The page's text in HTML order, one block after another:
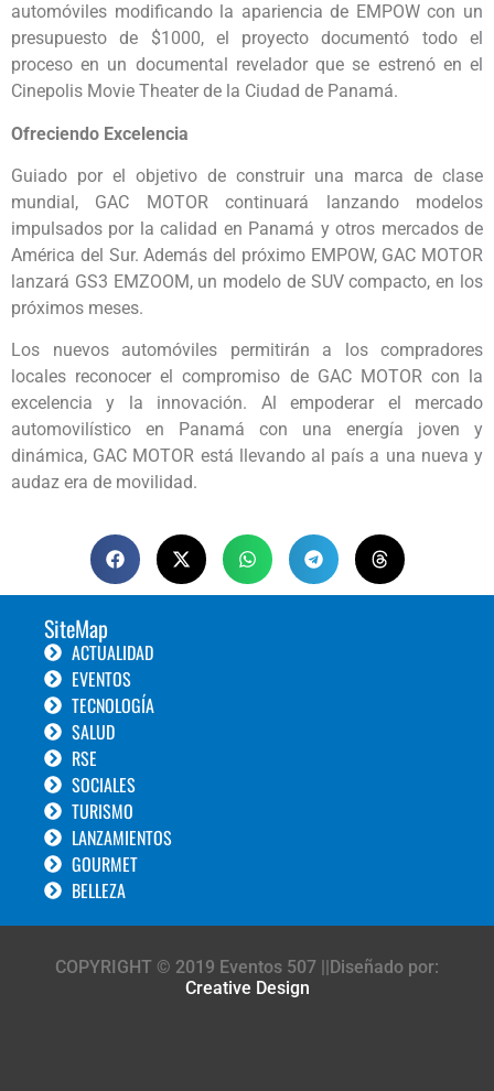
automóviles modificando la apariencia de EMPOW con un
presupuesto de $1000, el proyecto documentó todo el
proceso en un documental revelador que se estrenó en el
Cinepolis Movie Theater de la Ciudad de Panamá.
Ofreciendo Excelencia
Guiado por el objetivo de construir una marca de clase
mundial, GAC MOTOR continuará lanzando modelos
impulsados por la calidad en Panamá y otros mercados de
América del Sur. Además del próximo EMPOW, GAC MOTOR
lanzará GS3 EMZOOM, un modelo de SUV compacto, en los
próximos meses.
Los nuevos automóviles permitirán a los compradores
locales reconocer el compromiso de GAC MOTOR con la
excelencia y la innovación. Al empoderar el mercado
automovilístico en Panamá con una energía joven y
dinámica, GAC MOTOR está llevando al país a una nueva y
audaz era de movilidad.
SiteMap
ACTUALIDAD
EVENTOS
TECNOLOGÍA
SALUD
RSE
SOCIALES
TURISMO
LANZAMIENTOS
GOURMET
BELLEZA
COPYRIGHT © 2019 Eventos 507 ||Diseñado por:
Creative Design